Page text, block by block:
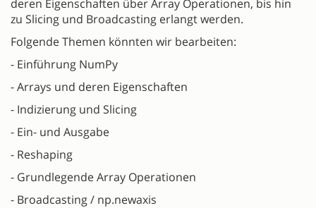
deren Eigenschaften über Array Operationen, bis hin
zu Slicing und Broadcasting erlangt werden.
Folgende Themen könnten wir bearbeiten:
- Einführung NumPy
- Arrays und deren Eigenschaften
- Indizierung und Slicing
- Ein- und Ausgabe
- Reshaping
- Grundlegende Array Operationen
- Broadcasting / np.newaxis